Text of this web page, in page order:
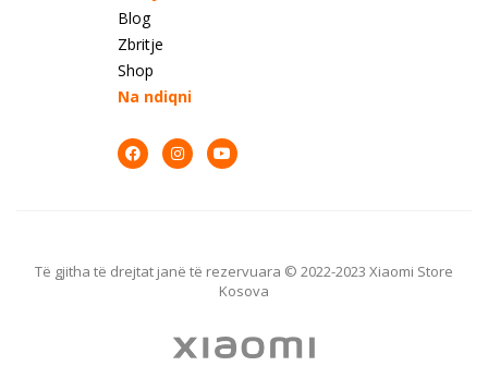
Blog
Zbritje
Shop
Na ndiqni
Të gjitha të drejtat janë të rezervuara © 2022-2023 Xiaomi Store
Kosova